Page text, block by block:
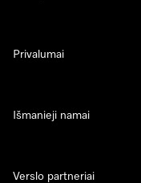
Privalumai
Išmanieji namai
Verslo partneriai